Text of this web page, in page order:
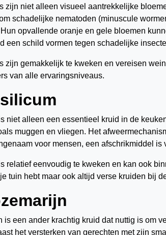
zijn niet alleen visueel aantrekkelijke
schadelijke nematoden (minuscule
opvallende oranje en gele bloemen
een schild vormen tegen schadelijke
zijn gemakkelijk te kweken en vereisen
van alle ervaringsniveaus.
niet alleen een essentieel kruid in de
muggen en vliegen. Het
voor mensen, een afschrikmiddel
relatief eenvoudig te kweken en kan ook
tuin hebt maar ook altijd verse kruiden bij
is een ander krachtig kruid dat nuttig is om
het versterken van gerechten met zijn